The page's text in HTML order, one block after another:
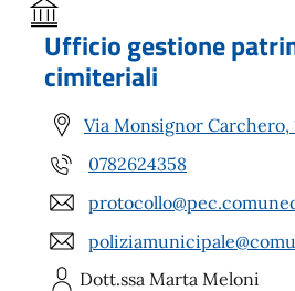
Ufficio gestione
cimiteriali
Via Monsignor Carchero,
0782624358
Dott.ssa Marta Meloni